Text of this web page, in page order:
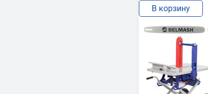
В корзину